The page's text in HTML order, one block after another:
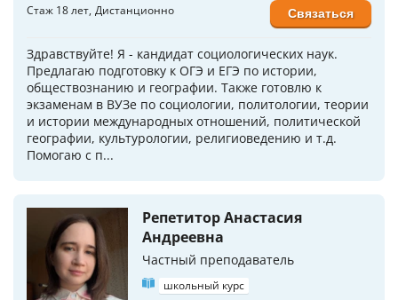
Стаж 18 лет Дистанционно
Здравствуйте! Я - кандидат социологических наук.
Предлагаю подготовку к ОГЭ и ЕГЭ по истории,
обществознанию и географии. Также готовлю к
экзаменам в ВУЗе по социологии, политологии, теории
и истории международных отношений, политической
географии, культурологии, религиоведению и т.д.
Помогаю с п...
Связаться
Репетитор Анастасия
Андреевна
Частный преподаватель
школьный курс